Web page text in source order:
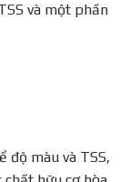
và một phần
độ màu và TSS,